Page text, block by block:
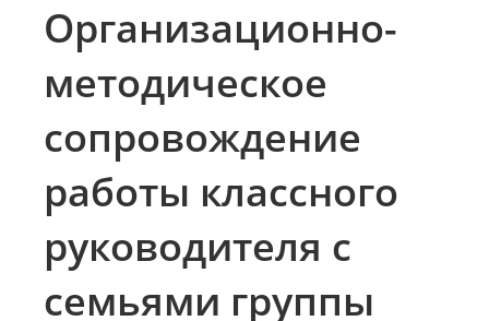
Организационно-
методическое
сопровождение
работы классного
руководителя с
семьями группы